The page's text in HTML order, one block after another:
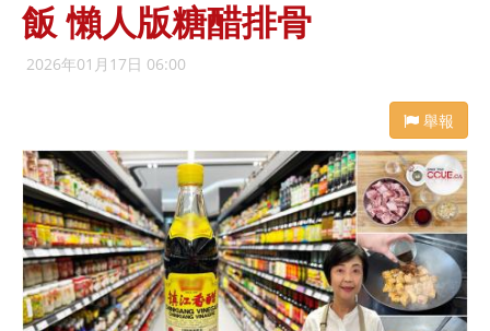
飯 懶人版糖醋排骨
2026年01月17日 06:00
舉報